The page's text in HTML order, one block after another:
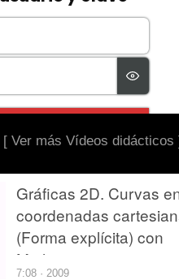
[ Ver más Vídeos didácticos
Gráficas 2D. Curvas
coordenadas
(Forma explícita) con
Mathematica
7:08 · 2009